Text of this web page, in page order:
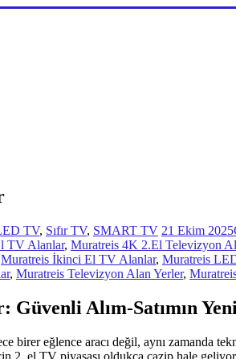
TV, Sıfır TV, SMART TV 21 Ekim 2025
TV Alanlar, Muratreis 4K 2.El Televizyon
Muratreis İkinci El TV Alanlar, Muratreis
, Muratreis Televizyon Alan Yerler,
Alım-Satımın
birer eğlence aracı değil, aynı zamanda
2. el TV piyasası oldukça cazip hale